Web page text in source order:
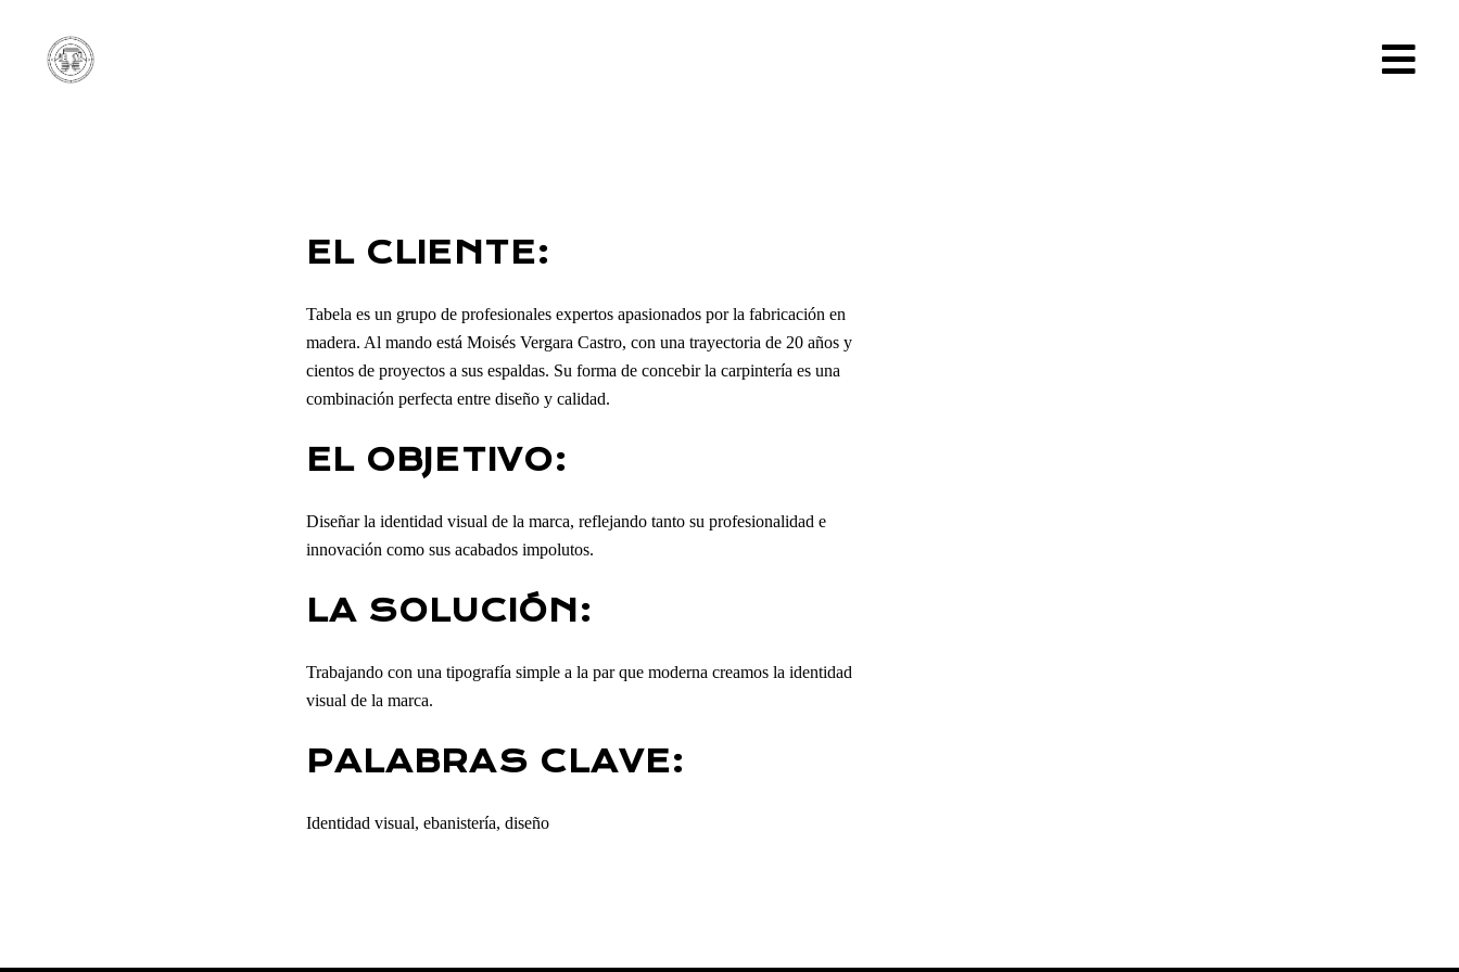
EL CLIENTE:
Tabela es un grupo de profesionales expertos apasionados por la fabricación en
madera. Al mando está Moisés Vergara Castro, con una trayectoria de 20 años y
cientos de proyectos a sus espaldas. Su forma de concebir la carpintería es una
combinación perfecta entre diseño y calidad.
EL OBJETIVO:
Diseñar la identidad visual de la marca, reflejando tanto su profesionalidad e
innovación como sus acabados impolutos.
LA SOLUCIÓN:
Trabajando con una tipografía simple a la par que moderna creamos la identidad
visual de la marca.
PALABRAS CLAVE:
Identidad visual, ebanistería, diseño